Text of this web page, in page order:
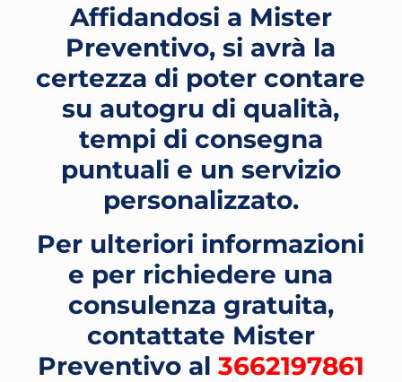
Affidandosi a Mister
Preventivo, si avrà la
certezza di poter contare
su autogru di qualità,
tempi di consegna
puntuali e un servizio
personalizzato.
Per ulteriori informazioni
e per richiedere una
consulenza gratuita,
contattate Mister
Preventivo al 3662197861